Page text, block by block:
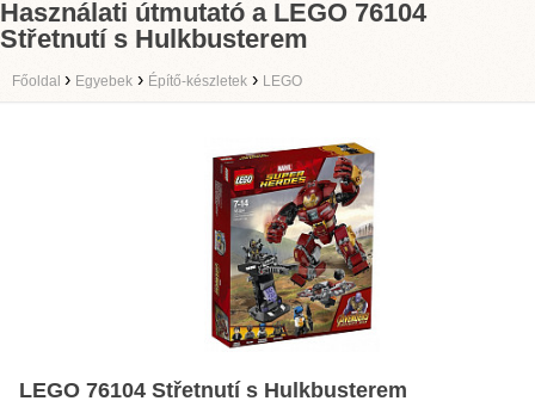
Használati útmutató a LEGO 76104
Střetnutí s Hulkbusterem
Főoldal › Egyebek › Építő-készletek › LEGO
LEGO 76104 Střetnutí s Hulkbusterem